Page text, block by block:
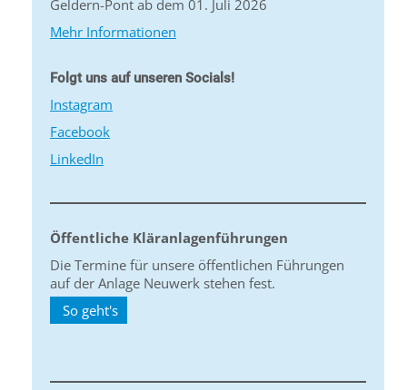
Geldern-Pont ab dem 01. Juli 2026
Mehr Informationen
Folgt uns auf unseren Socials!
Instagram
Facebook
LinkedIn
Öffentliche Kläranlagenführungen
Die Termine für unsere öffentlichen Führungen
auf der Anlage Neuwerk stehen fest.
So geht's